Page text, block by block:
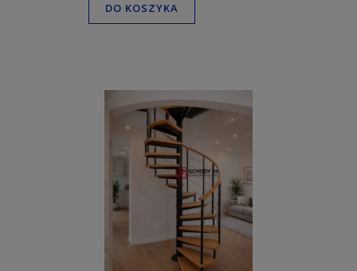
DO KOSZYKA